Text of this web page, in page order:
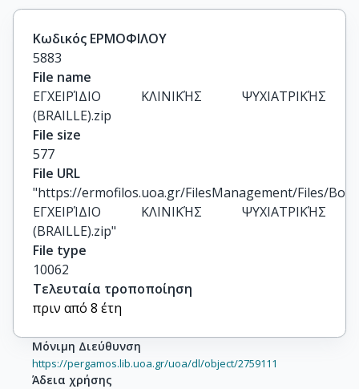
Κωδικός ΕΡΜΟΦΙΛΟΥ
5883
File name
ΕΓΧΕΙΡΊΔΙΟ ΚΛΙΝΙΚΉΣ ΨΥΧΙΑΤΡΙΚΉΣ
(BRAILLE).zip
File size
577
File URL
"https://ermofilos.uoa.gr/FilesManagement/Files/
ΕΓΧΕΙΡΊΔΙΟ ΚΛΙΝΙΚΉΣ ΨΥΧΙΑΤΡΙΚΉΣ
(BRAILLE).zip"
File type
10062
Τελευταία τροποποίηση
πριν από 8 έτη
Μόνιμη Διεύθυνση
https://pergamos.lib.uoa.gr/uoa/dl/object/2759111
Άδεια χρήσης